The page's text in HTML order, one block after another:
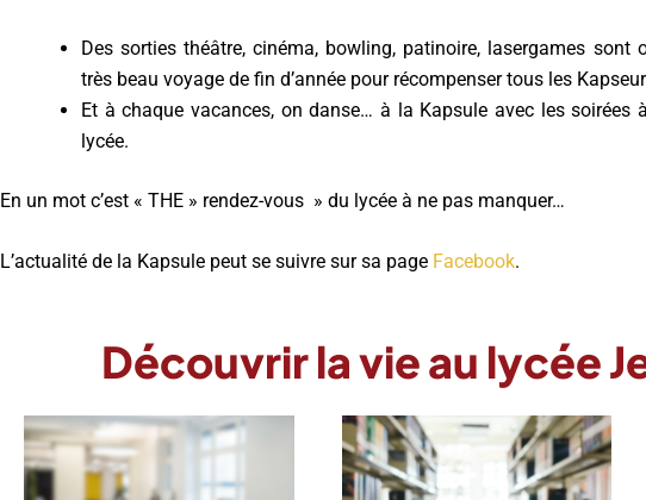
Des sorties théâtre, cinéma, bowling, patinoire, lasergames sont
très beau voyage de fin d’année pour récompenser tous les
Et à chaque vacances, on danse… à la Kapsule avec les soirées
lycée.
En un mot c’est « THE » rendez-vous » du lycée à ne pas manquer…
L’actualité de la Kapsule peut se suivre sur sa page Facebook.
Découvrir la vie au lycée